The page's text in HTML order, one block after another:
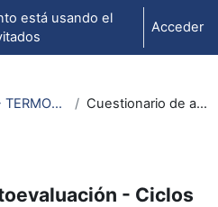
está usando el
Acceder
BLOQUE 1 - TERMODINÁMICA: Tema 6. Ciclos de refrigeración Cuestionario de autoevaluación - Ciclos de refrigeración
- Ciclos